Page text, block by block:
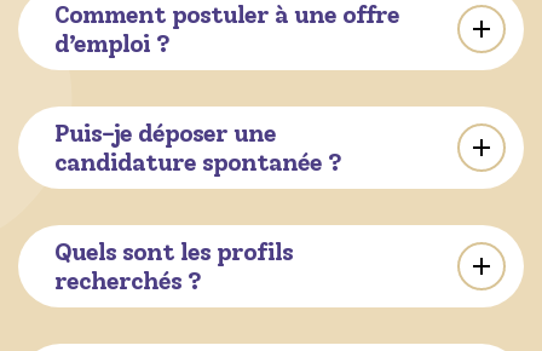
Comment postuler à une offre
d’emploi ?
Puis-je déposer une
candidature spontanée ?
Quels sont les profils
recherchés ?